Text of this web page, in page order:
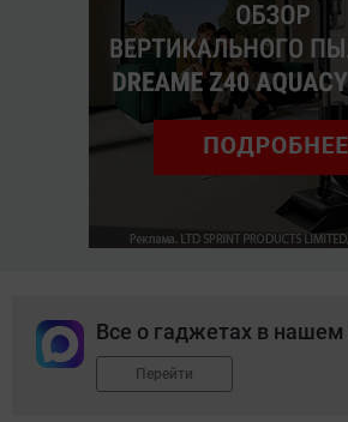
Все о гаджетах в нашем
Перейти